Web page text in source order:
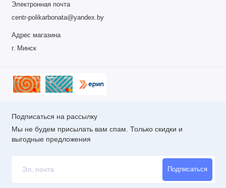
Электронная почта
centr-polikarbonata@yandex.by
Адрес магазина
г. Минск
Подписаться на рассылку
Мы не будем присылать вам спам. Только скидки и
выгодные предложения
Подписаться